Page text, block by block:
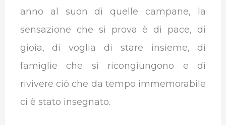
anno al suon di quelle campane, la
sensazione che si prova è di pace, di
gioia, di voglia di stare insieme, di
famiglie che si ricongiungono e di
rivivere ciò che da tempo immemorabile
ci è stato insegnato.